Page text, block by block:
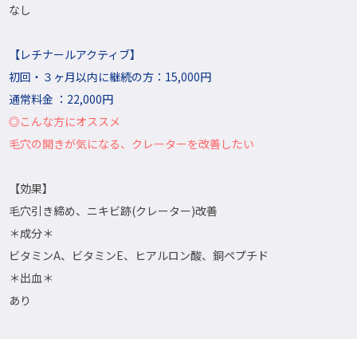
なし
【レチナールアクティブ】
初回・３ヶ月以内に継続の方：15,000円
通常料金 ： 22,000円
◎こんな方にオススメ
毛穴の開きが気になる、クレーターを改善したい
【効果】
毛穴引き締め、ニキビ跡(クレーター)改善
＊成分＊
ビタミンA、ビタミンE、ヒアルロン酸、銅ペプチド
＊出血＊
あり